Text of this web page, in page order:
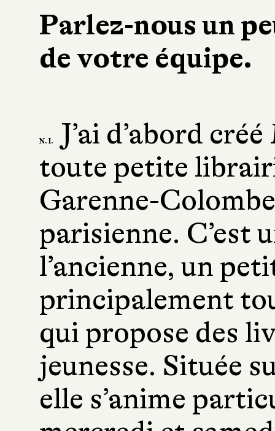
Parlez-nous un
de votre équipe.
N. I.
J’ai d’abord
toute petite
Garenne-
parisienne. C’est
l’ancienne, un
principalement
qui propose des
jeunesse. Située
elle s’anime